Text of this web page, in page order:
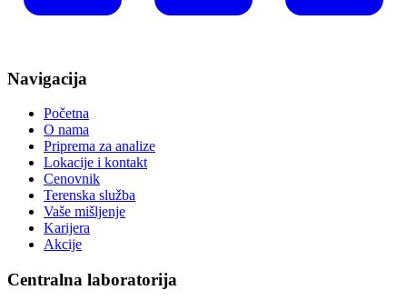
Navigacija
Početna
O nama
Priprema za analize
Lokacije i kontakt
Cenovnik
Terenska služba
Vaše mišljenje
Karijera
Akcije
Centralna laboratorija